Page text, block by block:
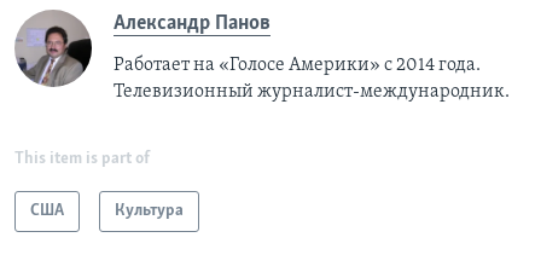
Александр Панов
Работает на «Голосе Америки» с 2014 года.
Телевизионный журналист-международник.
This item is part of
США Культура